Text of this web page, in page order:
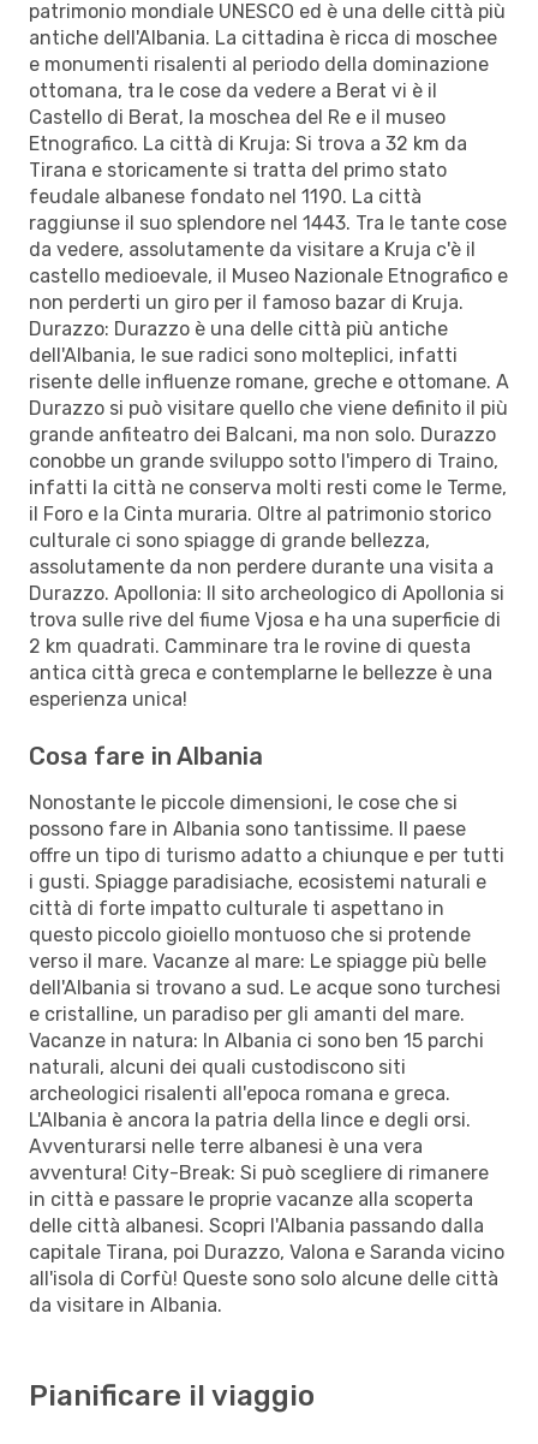
patrimonio mondiale UNESCO ed è una delle città più
antiche dell'Albania. La cittadina è ricca di moschee
e monumenti risalenti al periodo della dominazione
ottomana, tra le cose da vedere a Berat vi è il
Castello di Berat, la moschea del Re e il museo
Etnografico. La città di Kruja: Si trova a 32 km da
Tirana e storicamente si tratta del primo stato
feudale albanese fondato nel 1190. La città
raggiunse il suo splendore nel 1443. Tra le tante cose
da vedere, assolutamente da visitare a Kruja c'è il
castello medioevale, il Museo Nazionale Etnografico e
non perderti un giro per il famoso bazar di Kruja.
Durazzo: Durazzo è una delle città più antiche
dell'Albania, le sue radici sono molteplici, infatti
risente delle influenze romane, greche e ottomane. A
Durazzo si può visitare quello che viene definito il più
grande anfiteatro dei Balcani, ma non solo. Durazzo
conobbe un grande sviluppo sotto l'impero di Traino,
infatti la città ne conserva molti resti come le Terme,
il Foro e la Cinta muraria. Oltre al patrimonio storico
culturale ci sono spiagge di grande bellezza,
assolutamente da non perdere durante una visita a
Durazzo. Apollonia: Il sito archeologico di Apollonia si
trova sulle rive del fiume Vjosa e ha una superficie di
2 km quadrati. Camminare tra le rovine di questa
antica città greca e contemplarne le bellezze è una
esperienza unica!
Cosa fare in Albania
Nonostante le piccole dimensioni, le cose che si
possono fare in Albania sono tantissime. Il paese
offre un tipo di turismo adatto a chiunque e per tutti
i gusti. Spiagge paradisiache, ecosistemi naturali e
città di forte impatto culturale ti aspettano in
questo piccolo gioiello montuoso che si protende
verso il mare. Vacanze al mare: Le spiagge più belle
dell'Albania si trovano a sud. Le acque sono turchesi
e cristalline, un paradiso per gli amanti del mare.
Vacanze in natura: In Albania ci sono ben 15 parchi
naturali, alcuni dei quali custodiscono siti
archeologici risalenti all'epoca romana e greca.
L'Albania è ancora la patria della lince e degli orsi.
Avventurarsi nelle terre albanesi è una vera
avventura! City-Break: Si può scegliere di rimanere
in città e passare le proprie vacanze alla scoperta
delle città albanesi. Scopri l'Albania passando dalla
capitale Tirana, poi Durazzo, Valona e Saranda vicino
all'isola di Corfù! Queste sono solo alcune delle città
da visitare in Albania.
Pianificare il viaggio